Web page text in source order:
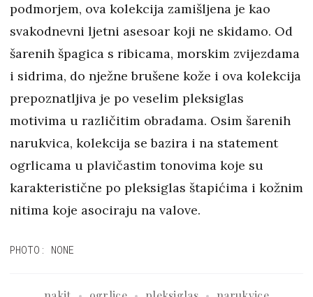
podmorjem, ova kolekcija zamišljena je kao
svakodnevni ljetni asesoar koji ne skidamo. Od
šarenih špagica s ribicama, morskim zvijezdama
i sidrima, do nježne brušene kože i ova kolekcija
prepoznatljiva je po veselim pleksiglas
motivima u različitim obradama. Osim šarenih
narukvica, kolekcija se bazira i na statement
ogrlicama u plavičastim tonovima koje su
karakteristične po pleksiglas štapićima i kožnim
nitima koje asociraju na valove.
PHOTO: NONE